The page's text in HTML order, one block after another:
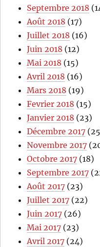
Septembre 2018
Août 2018 (17)
Juillet 2018 (16)
Juin 2018 (12)
Mai 2018 (15)
Avril 2018 (16)
Mars 2018 (19)
Fevrier 2018 (15)
Janvier 2018 (23)
Décembre 2017
Novembre 2017
Octobre 2017 (18)
Septembre 2017
Août 2017 (23)
Juillet 2017 (22)
Juin 2017 (26)
Mai 2017 (23)
Avril 2017 (24)